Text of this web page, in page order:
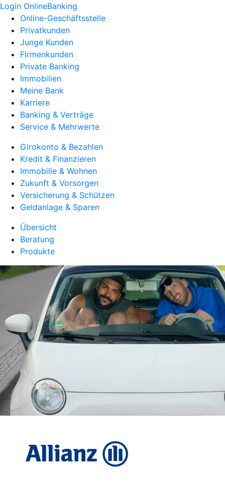
Login OnlineBanking
Online-Geschäftsstelle
Privatkunden
Junge Kunden
Firmenkunden
Private Banking
Immobilien
Meine Bank
Karriere
Banking & Verträge
Service & Mehrwerte
Girokonto & Bezahlen
Kredit & Finanzieren
Immobilie & Wohnen
Zukunft & Vorsorgen
Versicherung & Schützen
Geldanlage & Sparen
Übersicht
Beratung
Produkte